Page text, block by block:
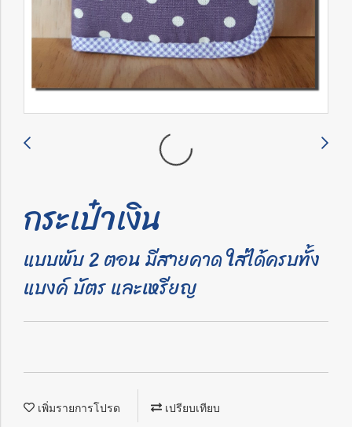
กระเป๋าเงิน
แบบพับ 2 ตอน มีสายคาด ใส่ได้ครบทั้ง
แบงค์ บัตร และเหรียญ
เพิ่มรายการโปรด เปรียบเทียบ